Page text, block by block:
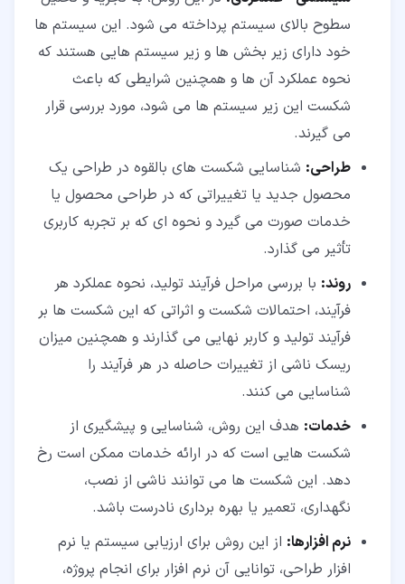
سطوح بالای سیستم پرداخته می شود. این سیستم ها
خود دارای زیر بخش ها و زیر سیستم هایی هستند که
نحوه عملکرد آن ها و همچنین شرایطی که باعث
شکست این زیر سیستم ها می شود، مورد بررسی قرار
می گیرند.
طراحی: شناسایی شکست های بالقوه در طراحی یک
محصول جدید یا تغییراتی که در طراحی محصول یا
خدمات صورت می گیرد و نحوه ای که بر تجربه کاربری
تأثیر می گذارد.
روند: با بررسی مراحل فرآیند تولید، نحوه عملکرد هر
فرآیند، احتمالات شکست و اثراتی که این شکست ها بر
فرآیند تولید و کاربر نهایی می گذارند و همچنین میزان
ریسک ناشی از تغییرات حاصله در هر فرآیند را
شناسایی می کنند.
خدمات: هدف این روش، شناسایی و پیشگیری از
شکست هایی است که در ارائه خدمات ممکن است رخ
دهد. این شکست ها می توانند ناشی از نصب،
نگهداری، تعمیر یا بهره برداری نادرست باشد.
نرم افزارها: از این روش برای ارزیابی سیستم یا نرم
افزار طراحی، توانایی آن نرم افزار برای انجام پروژه،